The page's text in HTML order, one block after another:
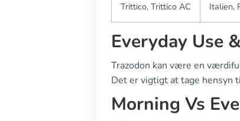
Trittico, Trittico AC Italien,
Everyday Use
Trazodon kan være en
Det er vigtigt at tage hensyn
Morning Vs